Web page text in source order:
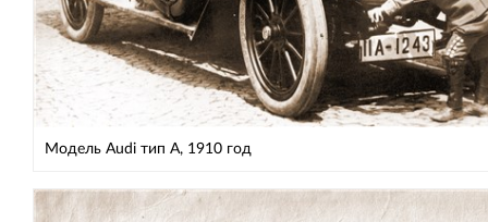
Модель Audi тип А, 1910 год